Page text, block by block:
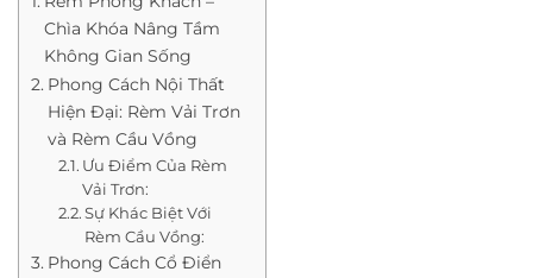
Chìa Khóa Nâng Tầm
Không Gian Sống
Phong Cách Nội Thất
Hiện Đại: Rèm Vải Trơn
và Rèm Cầu Vồng
Ưu Điểm Của Rèm
Vải Trơn:
Sự Khác Biệt Với
Rèm Cầu Vồng:
Phong Cách Cổ Điển